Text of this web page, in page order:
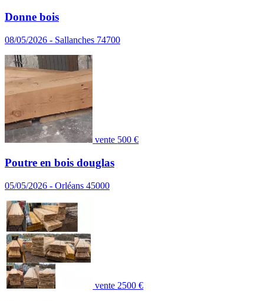
Donne bois
08/05/2026 - Sallanches 74700
vente 500 €
Poutre en bois douglas
05/05/2026 - Orléans 45000
vente 2500 €